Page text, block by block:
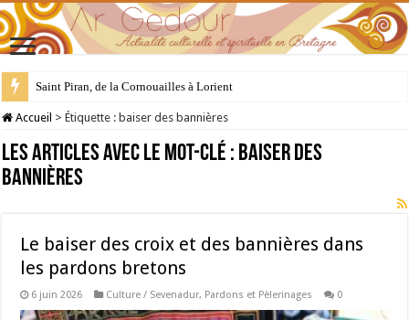
Saint Piran, de la Cornouailles à Lorient
Accueil > Étiquette :baiser des bannières
Les articles avec le mot-clé : baiser des
bannières
Le baiser des croix et des bannières dans
les pardons bretons
6 juin 2026 Culture / Sevenadur, Pardons et Pèlerinages 0